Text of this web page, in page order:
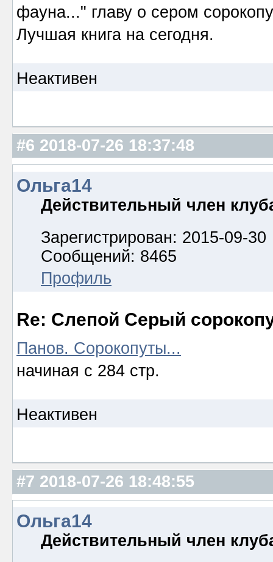
фауна..." главу о сером
Лучшая книга на сегодня.
Неактивен
#6 2018-07-26 18:37:48
Ольга14
Действительный член
Зарегистрирован: 2015-09-30
Сообщений: 8465
Профиль
Re: Слепой Серый
Панов. Сорокопуты...
начиная с 284 стр.
Неактивен
#7 2018-07-26 18:48:55
Ольга14
Действительный член